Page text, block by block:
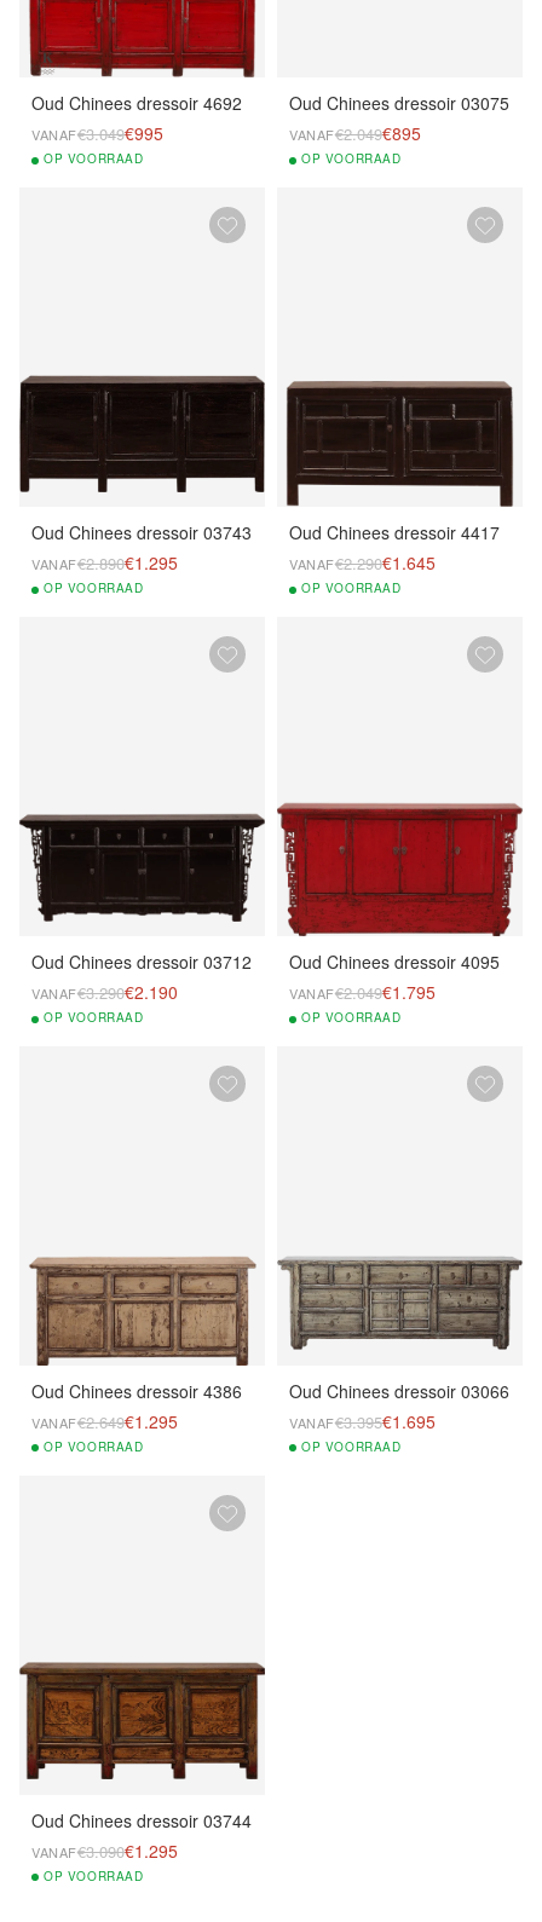
Oud Chinees dressoir 4692
VANAF€3.049€995
OP VOORRAAD
Oud Chinees dressoir 03075
VANAF€2.049€895
OP VOORRAAD
Oud Chinees dressoir 03743
VANAF€2.890€1.295
OP VOORRAAD
Oud Chinees dressoir 4417
VANAF€2.290€1.645
OP VOORRAAD
Oud Chinees dressoir 03712
VANAF€3.290€2.190
OP VOORRAAD
Oud Chinees dressoir 4095
VANAF€2.049€1.795
OP VOORRAAD
Oud Chinees dressoir 4386
VANAF€2.649€1.295
OP VOORRAAD
Oud Chinees dressoir 03066
VANAF€3.395€1.695
OP VOORRAAD
Oud Chinees dressoir 03744
VANAF€3.090€1.295
OP VOORRAAD